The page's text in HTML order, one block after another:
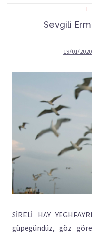
Sevgili
19/01/2020
SİRELİ HAY
güpegündüz, göz